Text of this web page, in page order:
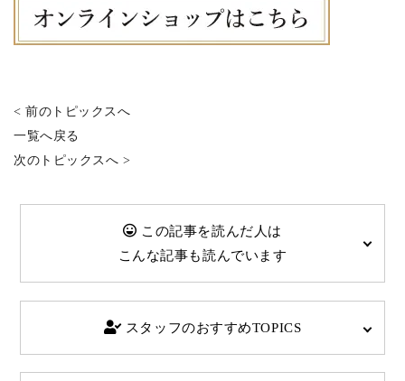
< 前のトピックスへ
一覧へ戻る
次のトピックスへ >
この記事を読んだ人は
こんな記事も読んでいます
スタッフのおすすめTOPICS